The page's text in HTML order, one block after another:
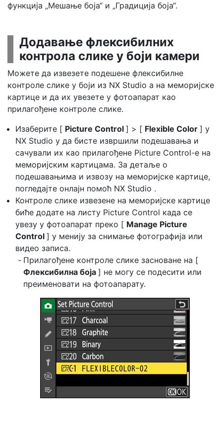
функција „Мешање боја“ и „Градиција боја“.
Додавање флексибилних
контрола слике у боји камери
Можете да извезете подешене флексибилне
контроле слике у боји из NX Studio а на меморијске
картице и да их увезете у фотоапарат као
прилагођене контроле слике.
Изаберите [ Picture Control ] > [ Flexible Color ] у
NX Studio у да бисте извршили подешавања и
сачували их као прилагођене Picture Control-е на
меморијским картицама. За детаље о
подешавањима и извозу на меморијске картице,
погледајте онлајн помоћ NX Studio .
Контроле слике извезене на меморијске картице
биће додате на листу Picture Control када се
увезу у фотоапарат преко [ Manage Picture
Control ] у менију за снимање фотографија или
видео записа.
Прилагођене контроле слике засноване на [
Флексибилна боја ] не могу се подесити или
преименовати на фотоапарату.